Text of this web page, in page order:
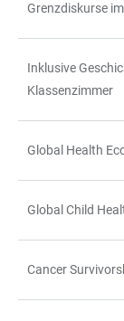
Grenzdiskurse
Inklusive
Klassenzimmer
Global Health
Global Child
Cancer